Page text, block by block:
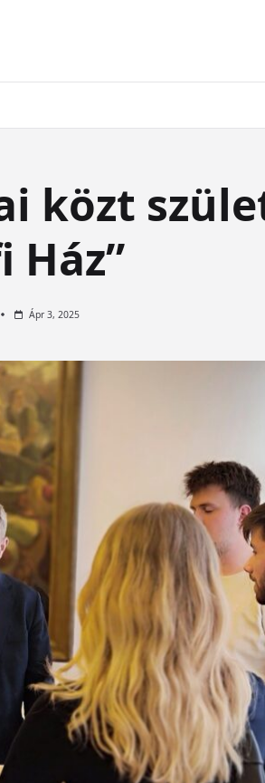
közt
Ház”
Ápr 3, 2025